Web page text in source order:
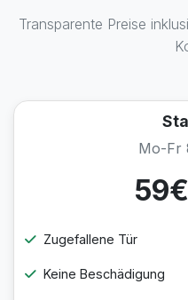
Transparente Preise
Mo-Fr
59€
Zugefallene Tür
Keine Beschädigung